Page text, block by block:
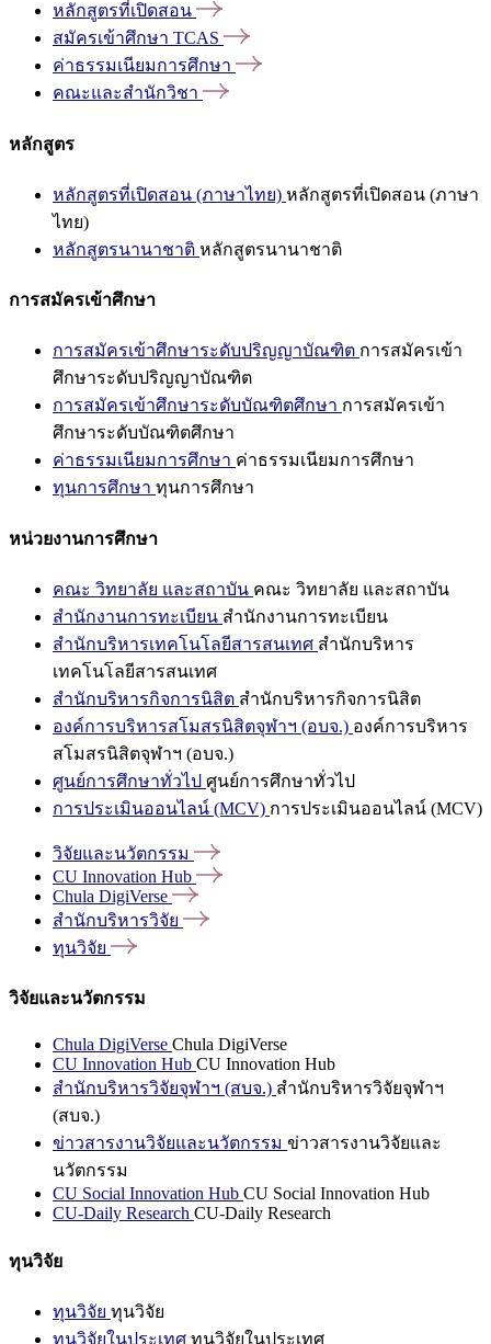
หลักสูตรที่เปิดสอน
สมัครเข้าศึกษา TCAS
ค่าธรรมเนียมการศึกษา
คณะและสำนักวิชา
หลักสูตร
หลักสูตรที่เปิดสอน (ภาษาไทย) หลักสูตรที่เปิดสอน (ภาษา
ไทย)
หลักสูตรนานาชาติ หลักสูตรนานาชาติ
การสมัครเข้าศึกษา
การสมัครเข้าศึกษาระดับปริญญาบัณฑิต การสมัครเข้า
ศึกษาระดับปริญญาบัณฑิต
การสมัครเข้าศึกษาระดับบัณฑิตศึกษา การสมัครเข้า
ศึกษาระดับบัณฑิตศึกษา
ค่าธรรมเนียมการศึกษา ค่าธรรมเนียมการศึกษา
ทุนการศึกษา ทุนการศึกษา
หน่วยงานการศึกษา
คณะ วิทยาลัย และสถาบัน คณะ วิทยาลัย และสถาบัน
สำนักงานการทะเบียน สำนักงานการทะเบียน
สำนักบริหารเทคโนโลยีสารสนเทศ สำนักบริหาร
เทคโนโลยีสารสนเทศ
สำนักบริหารกิจการนิสิต สำนักบริหารกิจการนิสิต
องค์การบริหารสโมสรนิสิตจุฬาฯ (อบจ.) องค์การบริหาร
สโมสรนิสิตจุฬาฯ (อบจ.)
ศูนย์การศึกษาทั่วไป ศูนย์การศึกษาทั่วไป
การประเมินออนไลน์ (MCV) การประเมินออนไลน์ (MCV)
วิจัยและนวัตกรรม
CU Innovation Hub
Chula DigiVerse
สำนักบริหารวิจัย
ทุนวิจัย
วิจัยและนวัตกรรม
Chula DigiVerse Chula DigiVerse
CU Innovation Hub CU Innovation Hub
สำนักบริหารวิจัยจุฬาฯ (สบจ.) สำนักบริหารวิจัยจุฬาฯ
(สบจ.)
ข่าวสารงานวิจัยและนวัตกรรม ข่าวสารงานวิจัยและ
นวัตกรรม
CU Social Innovation Hub CU Social Innovation Hub
CU-Daily Research CU-Daily Research
ทุนวิจัย
ทุนวิจัย ทุนวิจัย
ทุนวิจัยในประเทศ ทุนวิจัยในประเทศ